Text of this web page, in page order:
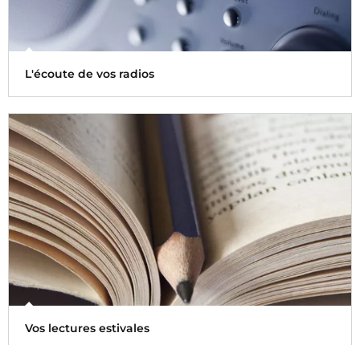
L'écoute de vos radios
Retrouvez vos radios en DAB+ ou en FM cet été
Vos lectures estivales